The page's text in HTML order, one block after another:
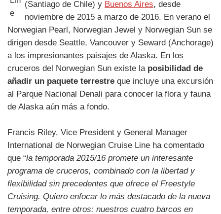
(Santiago de Chile) y Buenos Aires, desde
noviembre de 2015 a marzo de 2016. En verano el
Norwegian Pearl, Norwegian Jewel y Norwegian Sun se
dirigen desde Seattle, Vancouver y Seward (Anchorage)
a los impresionantes paisajes de Alaska. En los
cruceros del Norwegian Sun existe la posibilidad de
añadir un paquete terrestre que incluye una excursión
al Parque Nacional Denali para conocer la flora y fauna
de Alaska aún más a fondo.
Francis Riley, Vice President y General Manager
International de Norwegian Cruise Line ha comentado
que “la temporada 2015/16 promete un interesante
programa de cruceros, combinado con la libertad y
flexibilidad sin precedentes que ofrece el Freestyle
Cruising. Quiero enfocar lo más destacado de la nueva
temporada, entre otros: nuestros cuatro barcos en